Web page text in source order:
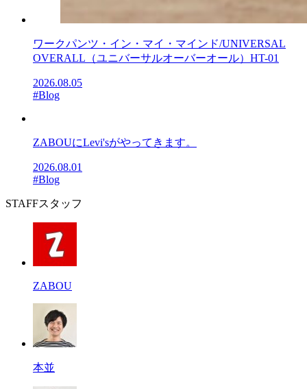
ワークパンツ・イン・マイ・マインド/UNIVERSAL
OVERALL（ユニバーサルオーバーオール）HT-01
2026.08.05
#Blog
ZABOUにLevi'sがやってきます。
2026.08.01
#Blog
STAFFスタッフ
ZABOU
本並